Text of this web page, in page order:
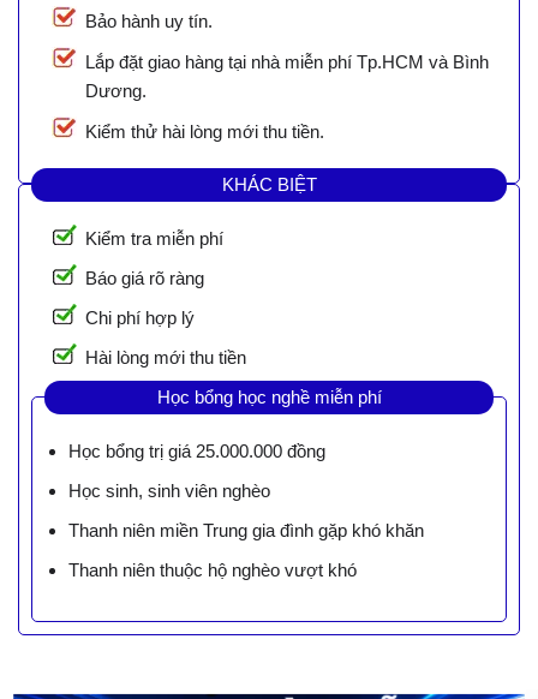
Bảo hành uy tín.
Lắp đặt giao hàng tại nhà miễn phí Tp.HCM và Bình
Dương.
Kiểm thử hài lòng mới thu tiền.
KHÁC BIỆT
Kiểm tra miễn phí
Báo giá rõ ràng
Chi phí hợp lý
Hài lòng mới thu tiền
Học bổng học nghề miễn phí
Học bổng trị giá 25.000.000 đồng
Học sinh, sinh viên nghèo
Thanh niên miền Trung gia đình gặp khó khăn
Thanh niên thuộc hộ nghèo vượt khó